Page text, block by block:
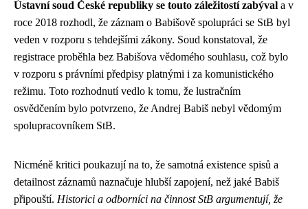
Ústavní soud České republiky se touto záležitostí zabýval a v
roce 2018 rozhodl, že záznam o Babišově spolupráci se StB byl
veden v rozporu s tehdejšími zákony. Soud konstatoval, že
registrace proběhla bez Babišova vědomého souhlasu, což bylo
v rozporu s právními předpisy platnými i za komunistického
režimu. Toto rozhodnutí vedlo k tomu, že lustračním
osvědčením bylo potvrzeno, že Andrej Babiš nebyl vědomým
spolupracovníkem StB.
Nicméně kritici poukazují na to, že samotná existence spisů a
detailnost záznamů naznačuje hlubší zapojení, než jaké Babiš
připouští. Historici a odborníci na činnost StB argumentují, že